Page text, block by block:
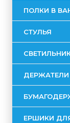
ПОЛКИ В
СТУЛЬЯ
ЕРШИКИ